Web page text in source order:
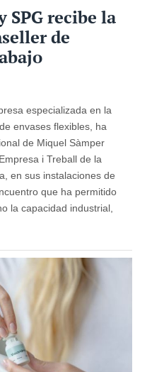
recibe la
de
especializada en la
envases flexibles, ha
de Miquel Sàmper
i Treball de la
en sus instalaciones de
que ha permitido
la capacidad industrial,